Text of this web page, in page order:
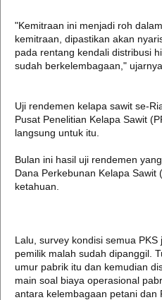
"Kemitraan ini menjadi roh
kemitraan, dipastikan akan
pada rentang kendali distribusi
sudah berkelembagaan,"
Uji rendemen kelapa sawit se-
Pusat Penelitian Kelapa Sawit
langsung untuk itu.
Bulan ini hasil uji rendemen
Dana Perkebunan Kelapa Sawit
ketahuan.
Lalu, survey kondisi semua
pemilik malah sudah dipanggil.
umur pabrik itu dan kemudian
main soal biaya operasional
antara kelembagaan petani dan